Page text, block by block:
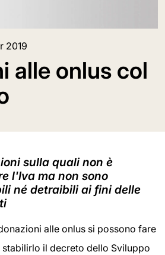
2019
alle onlus col
sulla quali non è
l'Iva ma non sono
né detraibili ai fini delle
alle onlus si possono fare
stabilirlo il decreto dello Sviluppo